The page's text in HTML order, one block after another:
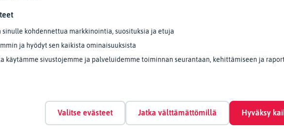
sinulle kohdennettua markkinointia, suosituksia ja etuja
ja hyödyt sen kaikista ominaisuuksista
käytämme sivustojemme ja palveluidemme toiminnan seurantaan, kehittämiseen ja
Valitse evästeet Jatka välttämättömillä Hyväksy